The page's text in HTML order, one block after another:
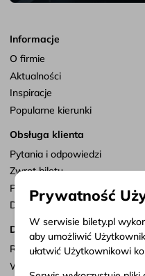
Informacje
O firmie
Aktualności
Inspiracje
Popularne kierunki
Obsługa klienta
Pytania i odpowiedzi
Zwrot biletu
Punkty sprzedaży
Dostosuj zgody
Dokumenty
Regulamin serwisu
Warunki przewozu
Prywatność
W serwisie bilety.pl
aby umożliwić
ułatwić Użytkownikowi